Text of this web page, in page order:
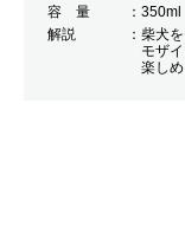
容 量
350ml
解説
柴犬
モザ
楽しめ